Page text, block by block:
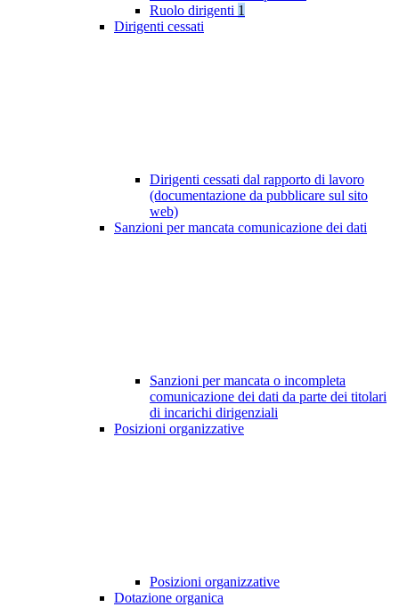
Ruolo dirigenti 1
Dirigenti cessati
Dirigenti cessati dal rapporto di lavoro
(documentazione da pubblicare sul sito
web)
Sanzioni per mancata comunicazione dei dati
Sanzioni per mancata o incompleta
comunicazione dei dati da parte dei titolari
di incarichi dirigenziali
Posizioni organizzative
Posizioni organizzative
Dotazione organica